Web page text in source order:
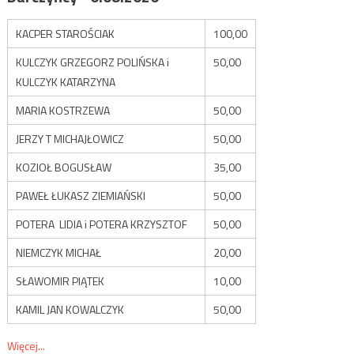
KACPER STAROŚCIAK
100,00
KULCZYK GRZEGORZ POLIŃSKA i
KULCZYK KATARZYNA
50,00
MARIA KOSTRZEWA
50,00
JERZY T MICHAJŁOWICZ
50,00
KOZIOŁ BOGUSŁAW
35,00
PAWEŁ ŁUKASZ ZIEMIAŃSKI
50,00
POTERA LIDIA i POTERA KRZYSZTOF
50,00
NIEMCZYK MICHAŁ
20,00
SŁAWOMIR PIĄTEK
10,00
KAMIL JAN KOWALCZYK
50,00
Więcej...